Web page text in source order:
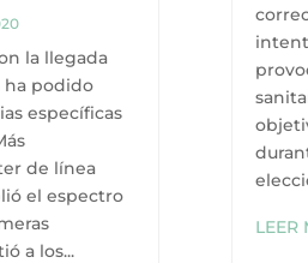
la llegada
ha podido
específicas
de línea
el espectro
a los...
LEER